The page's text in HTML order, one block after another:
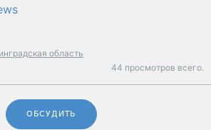
область
44 просмотров всего.
ОБСУДИТЬ